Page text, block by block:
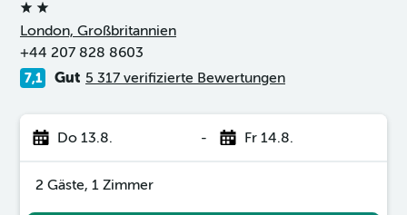
2 Sterne
London, Großbritannien
+44 207 828 8603
7,1 Gut 5 317 verifizierte Bewertungen
Do 13.8. - Fr 14.8.
2 Gäste, 1 Zimmer